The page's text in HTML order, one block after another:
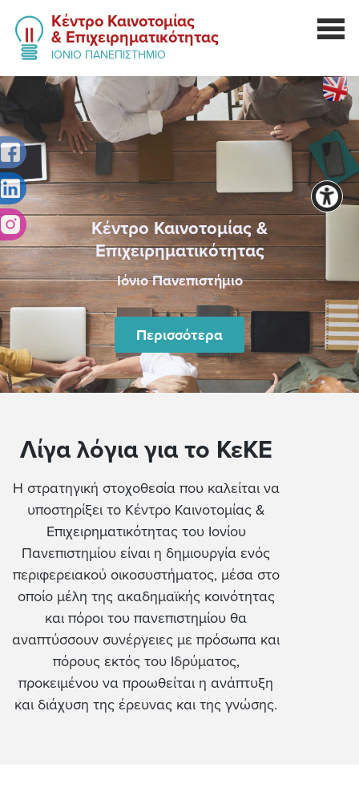
Κέντρο Καινοτομίας
& Επιχειρηματικότητας
ΙΟΝΙΟ ΠΑΝΕΠΙΣΤΗΜΙΟ
Κέντρο Καινοτομίας &
Επιχειρηματικότητας
Ιόνιο Πανεπιστήμιο
Περισσότερα
Λίγα λόγια για το ΚεΚΕ
H στρατηγική στοχοθεσία που καλείται να
υποστηρίξει το Κέντρο Καινοτομίας &
Επιχειρηματικότητας του Ιονίου
Πανεπιστημίου είναι η δημιουργία ενός
περιφερειακού οικοσυστήματος, μέσα στο
οποίο μέλη της ακαδημαϊκής κοινότητας
και πόροι του πανεπιστημίου θα
αναπτύσσουν συνέργειες με πρόσωπα και
πόρους εκτός του Ιδρύματος,
προκειμένου να προωθείται η ανάπτυξη
και διάχυση της έρευνας και της γνώσης.